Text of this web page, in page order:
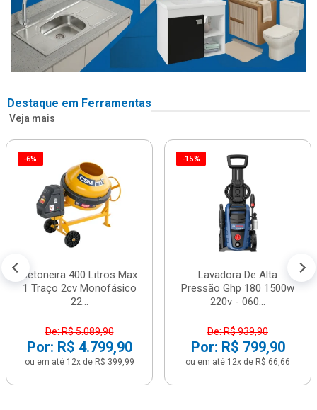
Destaque em Ferramentas
Veja mais
-6%
Betoneira 400 Litros Max
1 Traço 2cv Monofásico
22...
De: R$ 5.089,90
Por: R$ 4.799,90
ou em até 12x de R$ 399,99
-15%
Lavadora De Alta
Pressão Ghp 180 1500w
220v - 060...
De: R$ 939,90
Por: R$ 799,90
ou em até 12x de R$ 66,66